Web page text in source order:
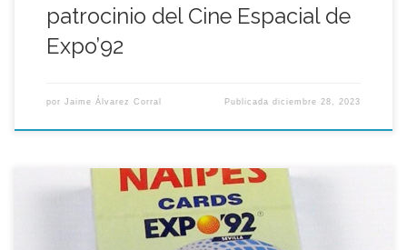
patrocinio del Cine Espacial de
Expo’92
por Jaime Álvarez Corral Publicadadiciembre 28, 2023